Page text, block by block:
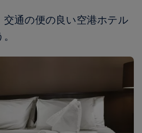
交通の便の良い空港ホテル
。